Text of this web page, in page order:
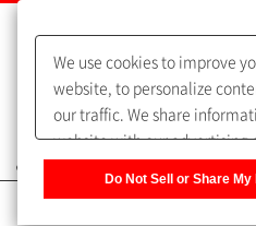
よくあるご質問（
We use cookies to improve
website, to personalize
our traffic. We share
website with our advertising
Do Not Sell or Share